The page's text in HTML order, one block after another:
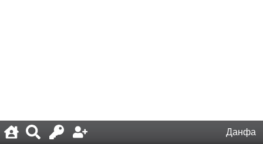
Данфа